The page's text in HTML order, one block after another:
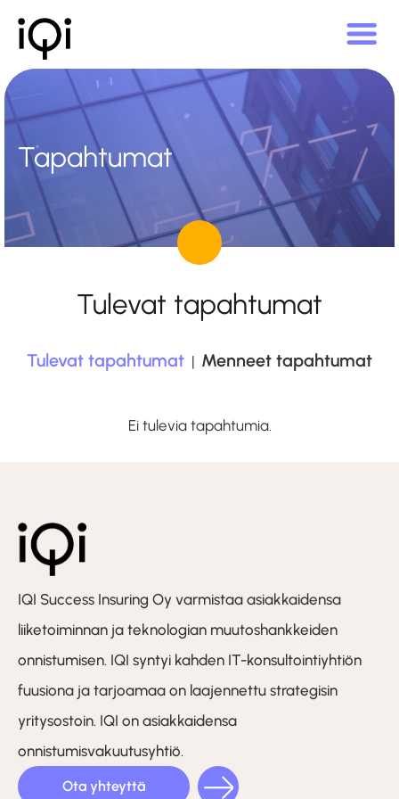
Tapahtumat
Tulevat tapahtumat
Tulevat tapahtumat | Menneet tapahtumat
Ei tulevia tapahtumia.
IQI Success Insuring Oy varmistaa asiakkaidensa
liiketoiminnan ja teknologian muutoshankkeiden
onnistumisen. IQI syntyi kahden IT-konsultointiyhtiön
fuusiona ja tarjoamaa on laajennettu strategisin
yritysostoin. IQI on asiakkaidensa
onnistumisvakuutusyhtiö.
Ota yhteyttä